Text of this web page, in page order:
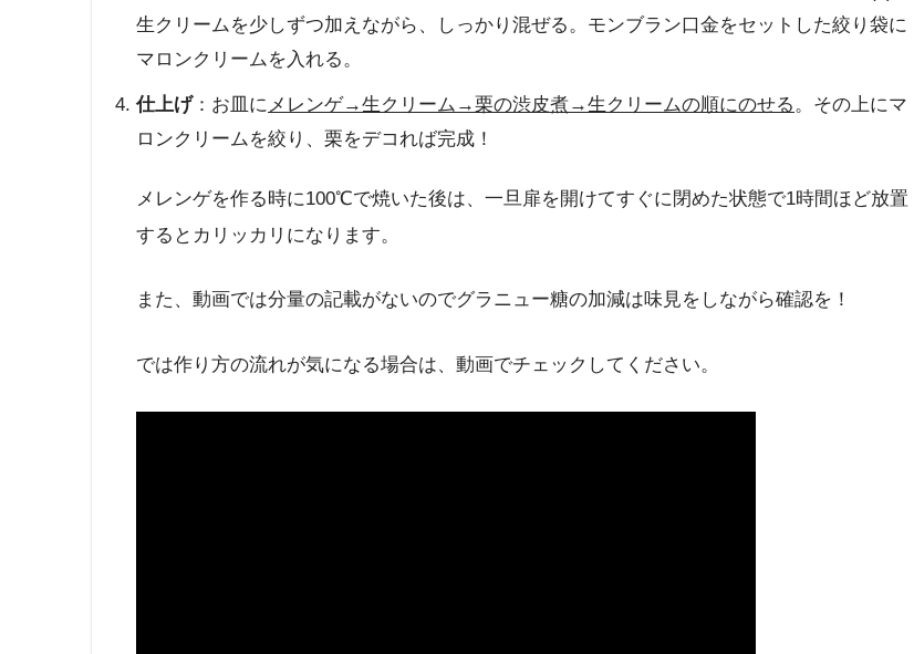
生クリームを少しずつ加えながら、しっかり混ぜる。モンブラン口金をセットした絞り袋に
マロンクリームを入れる。
仕上げ：お皿に メレンゲ→生クリーム→栗の渋皮煮→生クリームの順にのせる 。その上にマ
ロンクリームを絞り、栗をデコれば完成！
メレンゲを作る時に100℃で焼いた後は、一旦扉を開けてすぐに閉めた状態で1時間ほど放置
するとカリッカリになります。
また、動画では分量の記載がないのでグラニュー糖の加減は味見をしながら確認を！
では作り方の流れが気になる場合は、動画でチェックしてください。